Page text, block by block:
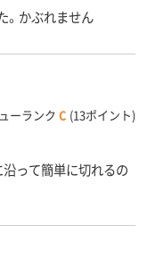
。かぶれません
ーランク C (13ポイント)
って簡単に切れるの